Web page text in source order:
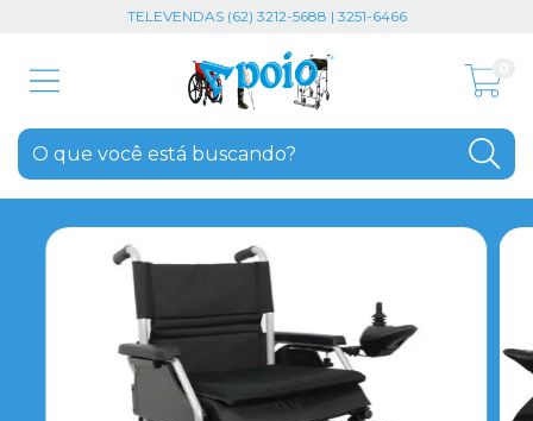
TELEVENDAS (62) 3212-5688 | 3251-6466